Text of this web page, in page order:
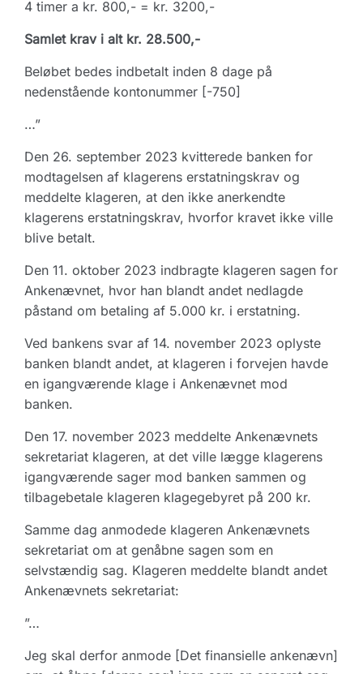
4 timer a kr. 800,- = kr. 3200,-
Samlet krav i alt kr. 28.500,-
Beløbet bedes indbetalt inden 8 dage på
nedenstående kontonummer [-750]
…”
Den 26. september 2023 kvitterede banken for
modtagelsen af klagerens erstatningskrav og
meddelte klageren, at den ikke anerkendte
klagerens erstatningskrav, hvorfor kravet ikke ville
blive betalt.
Den 11. oktober 2023 indbragte klageren sagen for
Ankenævnet, hvor han blandt andet nedlagde
påstand om betaling af 5.000 kr. i erstatning.
Ved bankens svar af 14. november 2023 oplyste
banken blandt andet, at klageren i forvejen havde
en igangværende klage i Ankenævnet mod
banken.
Den 17. november 2023 meddelte Ankenævnets
sekretariat klageren, at det ville lægge klagerens
igangværende sager mod banken sammen og
tilbagebetale klageren klagegebyret på 200 kr.
Samme dag anmodede klageren Ankenævnets
sekretariat om at genåbne sagen som en
selvstændig sag. Klageren meddelte blandt andet
Ankenævnets sekretariat:
”…
Jeg skal derfor anmode [Det finansielle ankenævn]